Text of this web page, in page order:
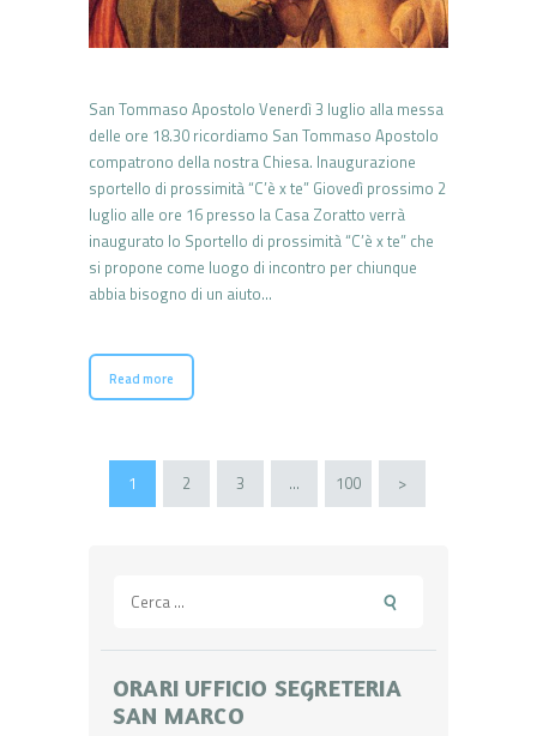
San Tommaso Apostolo Venerdì 3 luglio alla messa
delle ore 18.30 ricordiamo San Tommaso Apostolo
compatrono della nostra Chiesa. Inaugurazione
sportello di prossimità “C’è x te” Giovedì prossimo 2
luglio alle ore 16 presso la Casa Zoratto verrà
inaugurato lo Sportello di prossimità “C’è x te” che
si propone come luogo di incontro per chiunque
abbia bisogno di un aiuto…
Read more
Paginazione
degli
PAGE
1 PAGE
2 PAGE
3 … PAGE
100 >
per:
ORARI UFFICIO SEGRETERIA
SAN MARCO